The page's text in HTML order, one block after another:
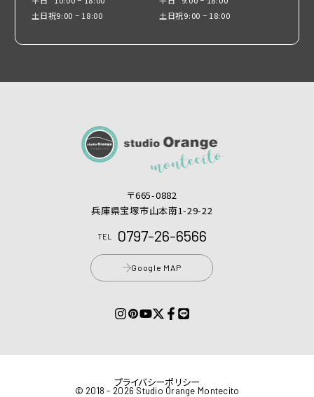
土日祝9:00 − 18:00
土日祝9:00 − 18:00
〒665-0882
兵庫県宝塚市山本南1-29-22
TEL 0797-26-6566
Google MAP
© 2018 - 2026 Studio Orange Montecito
プライバシーポリシー